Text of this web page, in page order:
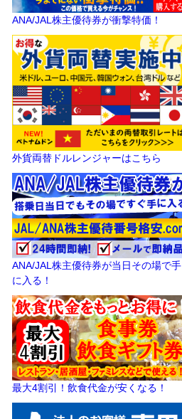
ANA/JAL株主優待券が衝撃特価！
外貨両替ドルレンジャーはこちら
ANA/JAL株主優待券が当日その場で手
に入る！
最大4割引！飲食代金が安くなる！